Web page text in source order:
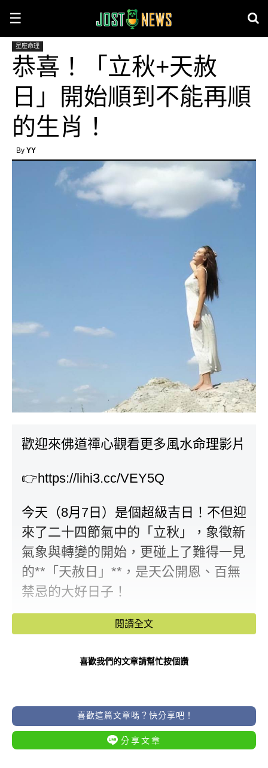
☰
星座命理
恭喜！「立秋+天赦
日」開始順到不能再順
的生肖！
By YY
歡迎來佛道禪心觀看更多風水命理影片
👉https://lihi3.cc/VEY5Q
今天（8月7日）是個超級吉日！不但迎
來了二十四節氣中的「立秋」，象徵新
氣象與轉變的開始，更碰上了難得一見
的**「天赦日」**，是天公開恩、百無
禁忌的大好日子！
這樣的「雙吉交會」，不僅為大家帶來
一路開掛、**順到不能再順！**無論是
閱讀全文
喜歡我們的文章請幫忙按個讚
喜歡這篇文章嗎？快分享吧！
分享文章